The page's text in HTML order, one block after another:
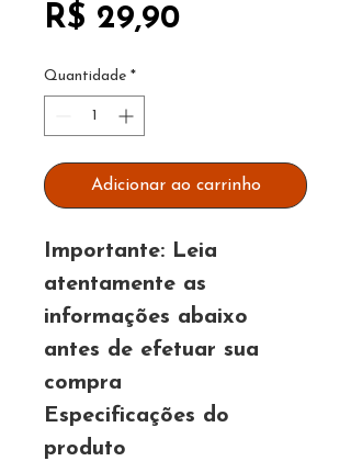
R$ 29,90Preço
Quantidade *
Adicionar ao carrinho
Importante: Leia
atentamente as
informações abaixo
antes de efetuar sua
compra
Especificações do
produto